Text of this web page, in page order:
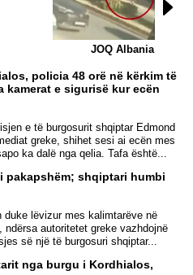
JOQ Albania
policia 48 orë në kërkim të
kamerat e sigurisë kur ecën
e të burgosurit shqiptar Edmond
greke, shihet sesi ai ecën mes
ka dalë nga qelia. Tafa është...
pakapshëm; shqiptari humbi
duke lëvizur mes kalimtarëve në
ndërsa autoritetet greke vazhdojnë
së një të burgosuri shqiptar...
nga burgu i Kordhialos,